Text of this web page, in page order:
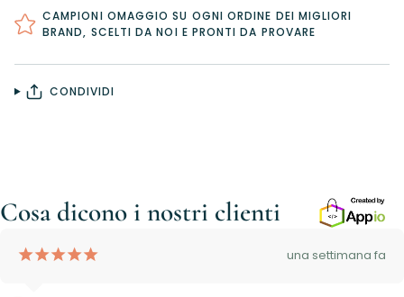
CAMPIONI OMAGGIO SU OGNI ORDINE DEI MIGLIORI
BRAND, SCELTI DA NOI E PRONTI DA PROVARE
CONDIVIDI
Cosa dicono i nostri clienti
¡¡¡¡¡ una settimana fa